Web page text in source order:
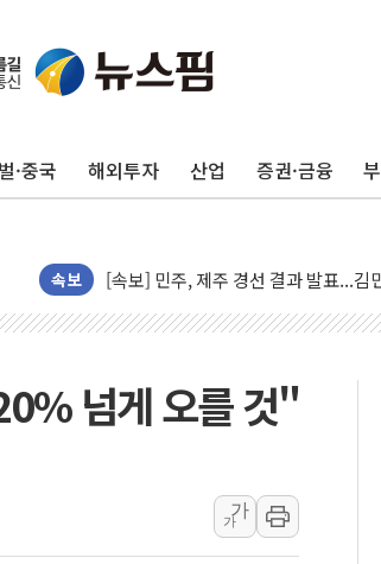
·중국 해외투자 산업 증권·금융
속보
[종합] 김민석, 정청래에 '0.86%p'
인천 합동연설회 나선 송영길·정청
김민석, 2주차 제주·인천 경선서 정
인사하는 김민석 당대표 후보
[속보] 민주, 제주·인천 경선 결과 발
美, 이란전 출구전략 만지작…공습 한
폐기물 수거하다 참변…60대 환경미
여수 오동도 인근 해상서 모터보트
추미애, '위안부' 피해자 기림의 날 참
넘게 오를 것"
가
가